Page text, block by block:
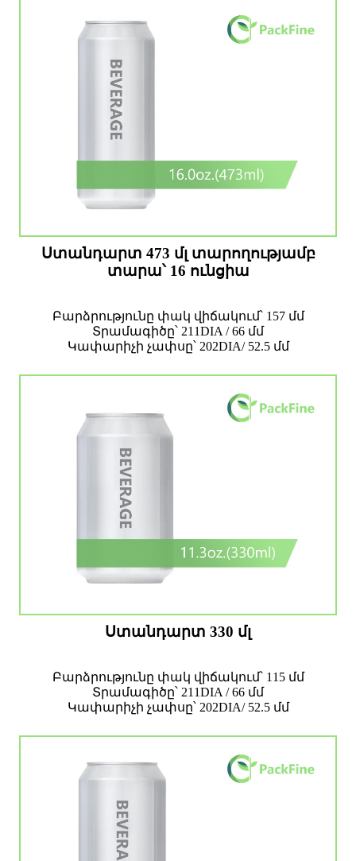
Ստանդարտ 473 մլ տարողությամբ
տարա՝ 16 ունցիա
Բարձրությունը փակ վիճակում՝ 157 մմ
Տրամագիծը՝ 211DIA / 66 մմ
Կափարիչի չափսը՝ 202DIA/ 52.5 մմ
Ստանդարտ 330 մլ
Բարձրությունը փակ վիճակում՝ 115 մմ
Տրամագիծը՝ 211DIA / 66 մմ
Կափարիչի չափսը՝ 202DIA/ 52.5 մմ